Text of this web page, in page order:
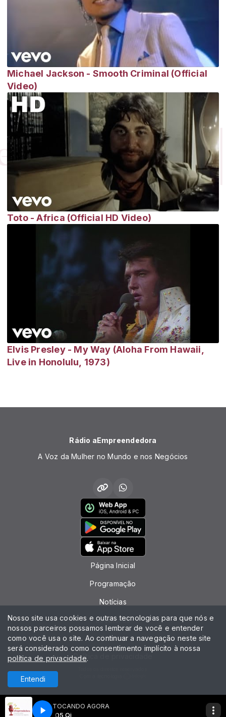
TOCANDO AGORA
Qi 05 Qi
Michael Jackson - Smooth Criminal (Official
Video)
Toto - Africa (Official HD Video)
Elvis Presley - My Way (Aloha From Hawaii,
Live in Honolulu, 1973)
Rádio aEmpreendedora
A Voz da Mulher no Mundo e nos Negócios
Página Inicial
Programação
Notícias
Locutores
Contato
Política de privacidade
Nosso site usa cookies e outras tecnologias para que nós e
nossos parceiros possamos lembrar de você e entender
como você usa o site. Ao continuar a navegação neste site
será considerado como consentimento implícito à nossa
política de privacidade.
Entendi